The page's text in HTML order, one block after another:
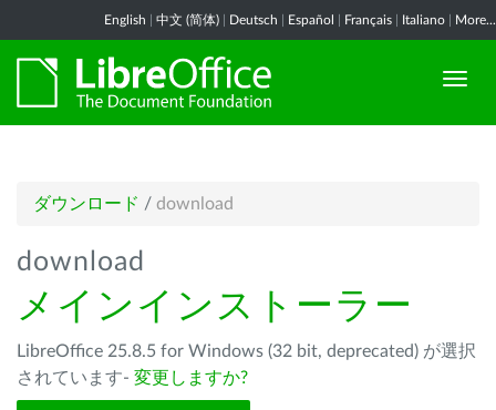
English 中文 (简体) Deutsch Español Français Italiano More...
ダウンロード / download
download
メインインストーラー
LibreOffice 25.8.5 for Windows (32 bit, deprecated) が選択
されています- 変更しますか?